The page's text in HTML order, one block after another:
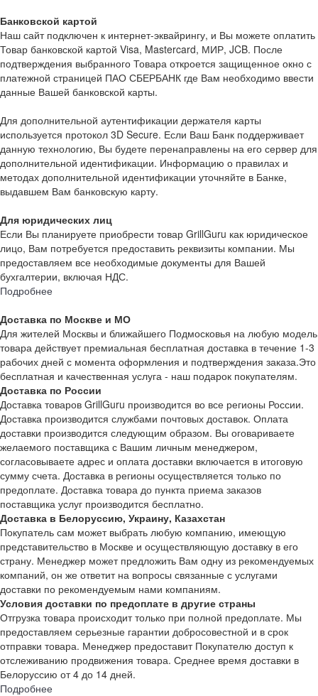
Банковской картой
Наш сайт подключен к интернет-эквайрингу, и Вы можете оплатить
Товар банковской картой Visa, Mastercard, МИР, JCB. После
подтверждения выбранного Товара откроется защищенное окно с
платежной страницей ПАО СБЕРБАНК где Вам необходимо ввести
данные Вашей банковской карты.
Для дополнительной аутентификации держателя карты
используется протокол 3D Secure. Если Ваш Банк поддерживает
данную технологию, Вы будете перенаправлены на его сервер для
дополнительной идентификации. Информацию о правилах и
методах дополнительной идентификации уточняйте в Банке,
выдавшем Вам банковскую карту.
Для юридических лиц
Если Вы планируете приобрести товар GrillGuru как юридическое
лицо, Вам потребуется предоставить реквизиты компании. Мы
предоставляем все необходимые документы для Вашей
бухгалтерии, включая НДС.
Подробнее
Доставка по Москве и МО
Для жителей Москвы и ближайшего Подмосковья на любую модель
товара действует премиальная бесплатная доставка в течение 1-3
рабочих дней с момента оформления и подтверждения заказа.Это
бесплатная и качественная услуга - наш подарок покупателям.
Доставка по России
Доставка товаров GrillGuru производится во все регионы России.
Доставка производится службами почтовых доставок. Оплата
доставки производится следующим образом. Вы оговариваете
желаемого поставщика с Вашим личным менеджером,
согласовываете адрес и оплата доставки включается в итоговую
сумму счета. Доставка в регионы осуществляется только по
предоплате. Доставка товара до пункта приема заказов
поставщика услуг производится бесплатно.
Доставка в Белоруссию, Украину, Казахстан
Покупатель сам может выбрать любую компанию, имеющую
представительство в Москве и осуществляющую доставку в его
страну. Менеджер может предложить Вам одну из рекомендуемых
компаний, он же ответит на вопросы связанные с услугами
доставки по рекомендуемым нами компаниям.
Условия доставки по предоплате в другие страны
Отгрузка товара происходит только при полной предоплате. Мы
предоставляем серьезные гарантии добросовестной и в срок
отправки товара. Менеджер предоставит Покупателю доступ к
отслеживанию продвижения товара. Среднее время доставки в
Белоруссию от 4 до 14 дней.
Подробнее